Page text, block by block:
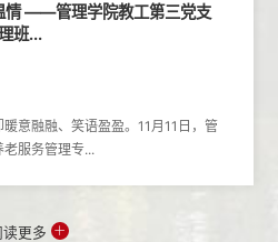
党支
班...
意融融、笑语盈盈。11月11日，管
服务管理专...
读更多